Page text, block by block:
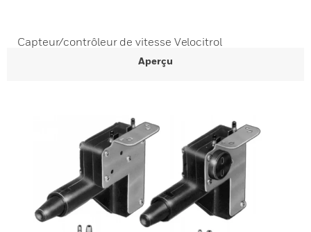
Capteur/contrôleur de vitesse Velocitrol
Aperçu